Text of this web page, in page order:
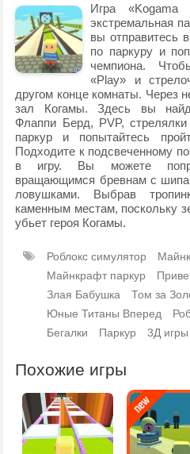
Игра
экстремальная
вы отправитесь
по паркуру и
чемпиона.
«Play» и
другом конце комнаты. Через
зал Когамы. Здесь вы
Флаппи Берд, PVP,
паркур и попытайтесь
Подходите к подсвеченному
в игру. Вы можете
вращающимся бревнам с
ловушками. Выбрав
каменным местам, поскольку
убьет героя Когамы.
Роблокс симулятор
Майнкрафт паркур
Злая Бабушка
Том за
Юные Титаны Вперед
Бегалки
Паркур 3Д игры
Похожие игры